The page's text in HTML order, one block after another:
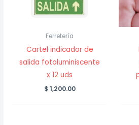
Ferretería
Cartel indicador de
salida fotoluminiscente
x 12 uds
$ 1,200.00